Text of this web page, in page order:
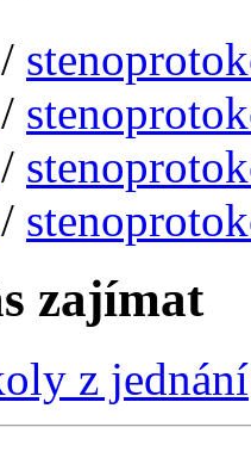
/
/
/
/
zajímat
z jednání